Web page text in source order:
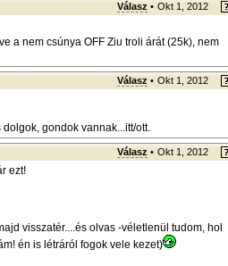
Válasz • Okt 1, 2012
a nem csúnya OFF Ziu troli árát (25k), nem
Válasz • Okt 1, 2012
gondok vannak...itt/ott.
Válasz • Okt 1, 2012
ezt!
visszatér....és olvas -véletlenül tudom, hol
én is létráról fogok vele kezet)